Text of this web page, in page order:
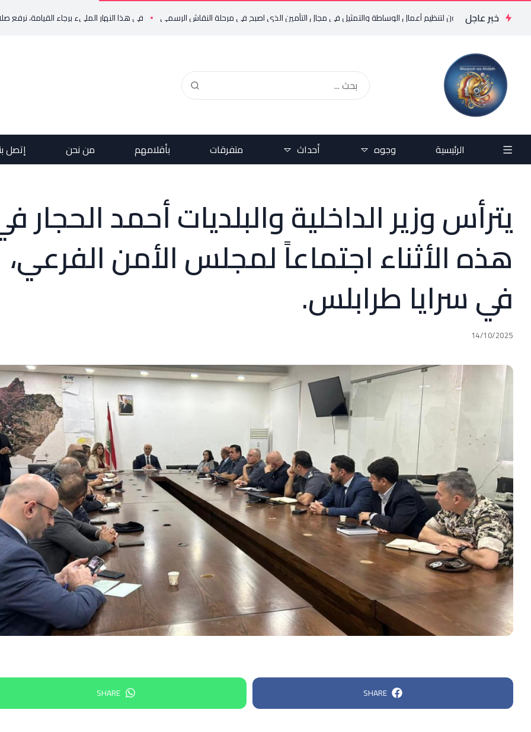
خبر عاجل
باقتراح قانون لتنظيم أعمال الوساطة والتمثيل في مجال التأمين الذي اصبح في مرحلة النقاش الرسمي في هذا النهار المليء برجاء القيامة، نرفع
الرئيسية وجوه أحداث متفرقات بأقلامهم من نحن إتصل
يترأس وزير الداخلية والبلديات أحمد الحجار
هذه الأثناء اجتماعاً لمجلس الأمن الفرعي،
في سرايا طرابلس.
14/10/2025
SHARE
SHARE